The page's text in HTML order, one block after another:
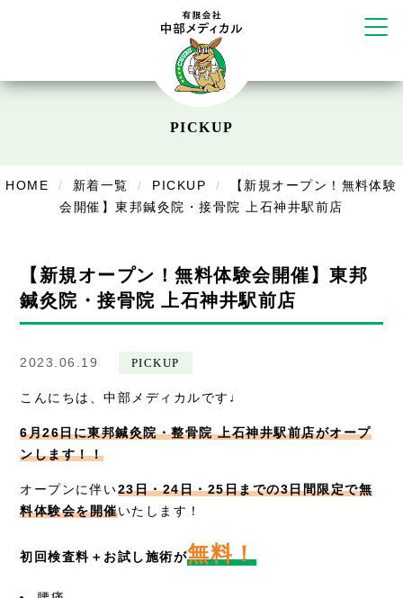
塚店
Cure
デイサービスあやめ
在宅訪問
美容
採用情報
PICKUP
HOME 新着一覧 PICKUP
【新規オープン！無料体験
会開催】東邦鍼灸院・接骨院 上石神井駅前店
【新規オープン！無料体験会開催】東邦
鍼灸院・接骨院 上石神井駅前店
2023.06.19 PICKUP
こんにちは、中部メディカルです♩
6月26日に東邦鍼灸院・整骨院 上石神井駅前店がオープ
ンします！！
オープンに伴い23日・24日・25日までの3日間限定で無
料体験会を開催いたします！
初回検査料＋お試し施術が無料！